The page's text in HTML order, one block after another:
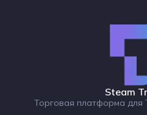
Steam
Торговая платформа для